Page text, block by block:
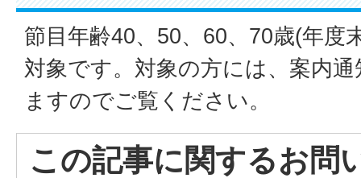
節目年齢40、50、60、70歳(年度
対象です。対象の方には、案内
ますのでご覧ください。
この記事に関するお問